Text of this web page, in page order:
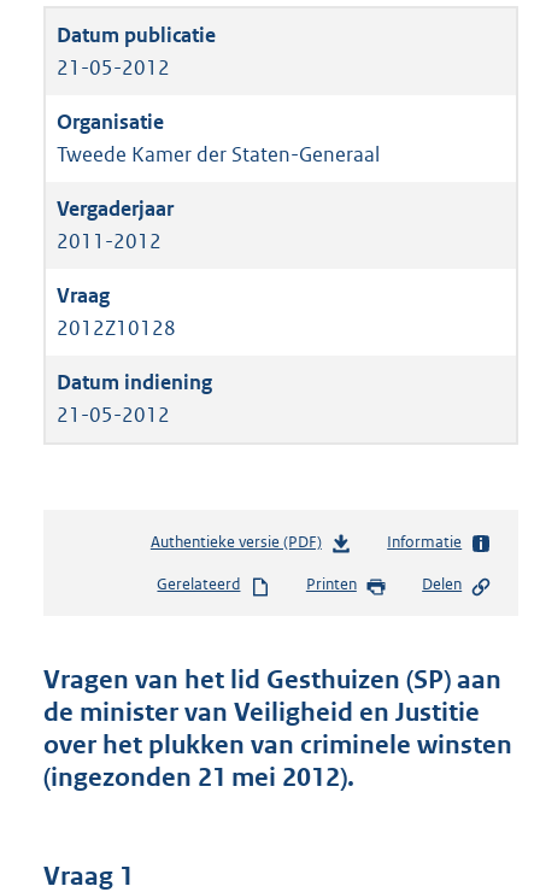
21-05-2012
Tweede Kamer der Staten-Generaal
2011-2012
2012Z10128
21-05-2012
Authentieke versie (PDF)b
s
n
d
s
g
r
Informatie
Gerelateerd Printen Delen
Vragen van het lid Gesthuizen (SP) aan
de minister van Veiligheid en Justitie
over het plukken van criminele winsten
(ingezonden 21 mei 2012).
Vraag 1